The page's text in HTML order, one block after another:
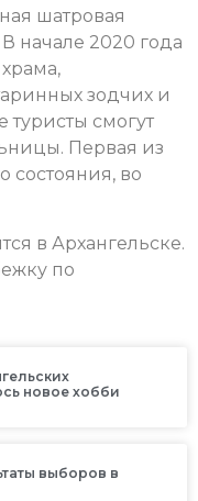
шатровая
начале 2020 года
зодчих и
туристы смогут
Первая из
состояния, во
в Архангельске.
по
новое хобби
выборов в